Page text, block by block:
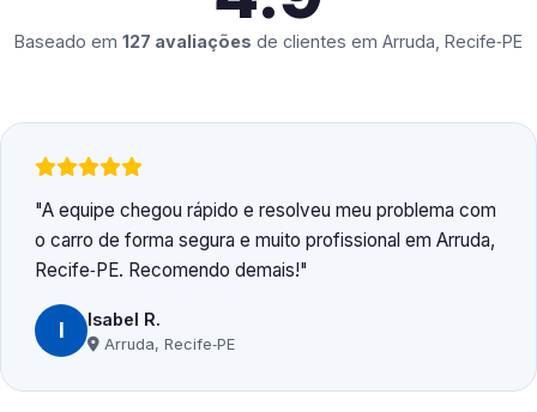
Baseado em 127 avaliações de clientes em Arruda, Recife‑PE
A equipe chegou rápido e resolveu meu problema com
o carro de forma segura e muito profissional em Arruda,
Recife‑PE. Recomendo demais!
I Isabel R.
Arruda, Recife‑PE